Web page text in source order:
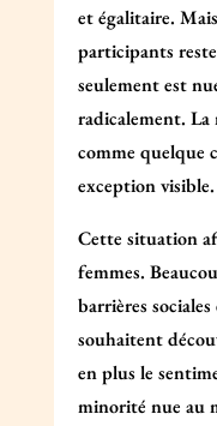
et égalitaire.
participants
seulement est
radicalement. La
comme quelque
exception visible.
Cette situation
femmes.
barrières
souhaitent
en plus le
minorité nue au